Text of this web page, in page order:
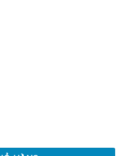
- NK/NKG (E) số lượng